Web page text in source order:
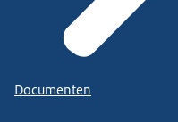
Documenten